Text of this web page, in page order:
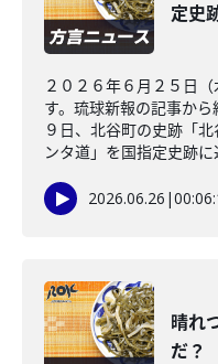
定史
２０２６年６月２５日
す。琉球新報の記事か
９日、北谷町の史跡「
ンタ道」を国指定史跡に
2026.06.26 |
晴れ
だ？